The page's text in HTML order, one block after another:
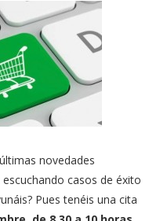
novedades
casos de éxito
Pues tenéis una cita